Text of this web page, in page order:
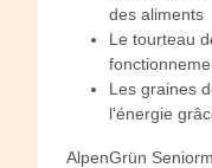
des aliments
Le tourteau
Les graines
l'énergie
AlpenGrün